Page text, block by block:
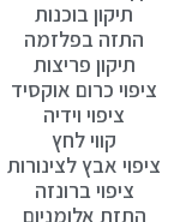
תיקון בוכנות
התזה בפלזמה
תיקון פריצות
ציפוי כרום אוקסיד
ציפוי וידיה
קווי לחץ
ציפוי אבץ לצינורות
ציפוי ברונזה
התזת אלומניום